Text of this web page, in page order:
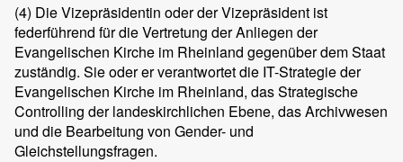
(4) Die Vizepräsidentin oder der Vizepräsident ist
federführend für die Vertretung der Anliegen der
Evangelischen Kirche im Rheinland gegenüber dem Staat
zuständig. Sie oder er verantwortet die IT-Strategie der
Evangelischen Kirche im Rheinland, das Strategische
Controlling der landeskirchlichen Ebene, das Archivwesen
und die Bearbeitung von Gender- und
Gleichstellungsfragen.